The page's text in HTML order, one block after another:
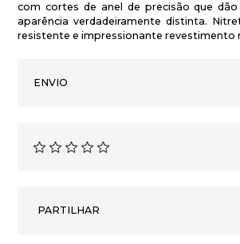
com cortes de anel de precisão que
aparência verdadeiramente distinta.
resistente e impressionante revestimento
ENVIO
PARTILHAR